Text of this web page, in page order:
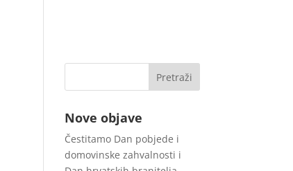
Nove objave
Čestitamo Dan pobjede i
domovinske zahvalnosti i